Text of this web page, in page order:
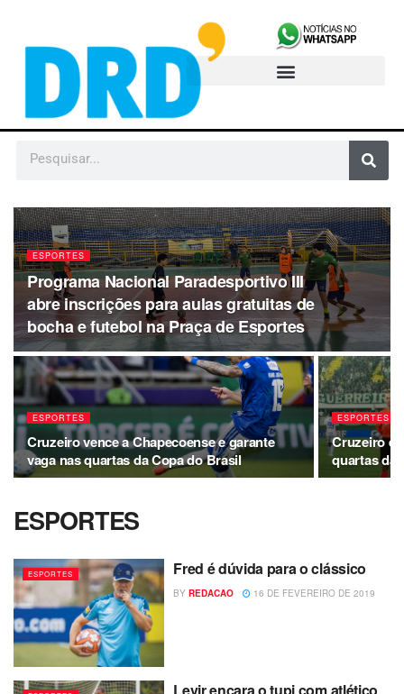
ESPORTES
Programa Nacional Paradesportivo III
abre inscrições para aulas gratuitas de
bocha e futebol na Praça de Esportes
ESPORTES
Cruzeiro vence a Chapecoense e garante
vaga nas quartas da Copa do Brasil
ESPORTES
Cruzeiro e
quartas da
ESPORTES
ESPORTES Fred é dúvida para o clássico
BY REDACAO 16 DE FEVEREIRO DE 2019
Levir encara o tupi com atlético